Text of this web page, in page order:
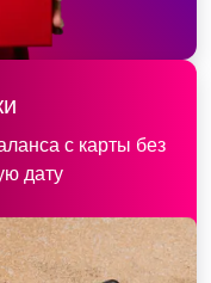
с карты без
дату